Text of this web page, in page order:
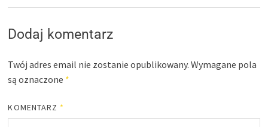
Dodaj komentarz
Twój adres email nie zostanie opublikowany. Wymagane pola
są oznaczone *
KOMENTARZ *